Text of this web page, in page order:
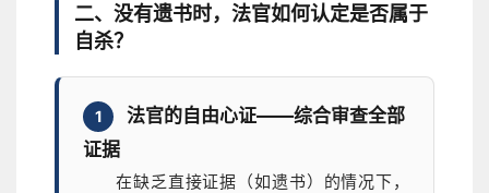
二、没有遗书时，法官如何认定是否属于
自杀？
1
法官的自由心证——综合审查全部
证据
在缺乏直接证据（如遗书）的情况下，